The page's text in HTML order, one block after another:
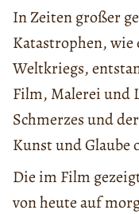
In Zeiten großer
Katastrophen, wie
Weltkriegs,
Film, Malerei und
Schmerzes und
Kunst und
Die im Film
von heute auf